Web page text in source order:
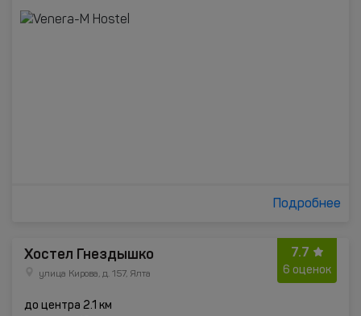
Подробнее
7.7
6 оценок
Хостел Гнездышко
улица Кирова, д. 157, Ялта
до центра 2.1 км